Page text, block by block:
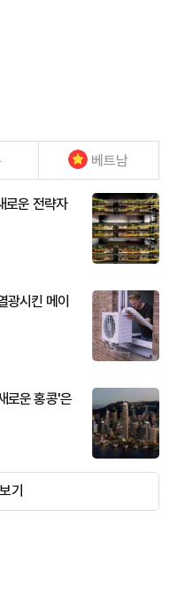
베트남
로운 전략자
광시킨 메이
로운 홍콩'은
기